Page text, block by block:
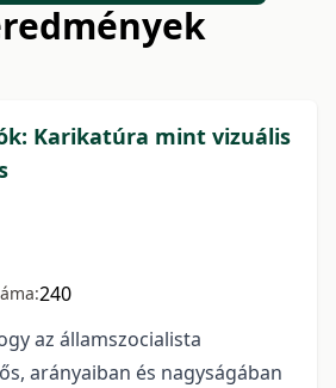
Karikatúra mint vizuális
240
az államszocialista
arányaiban és nagyságában